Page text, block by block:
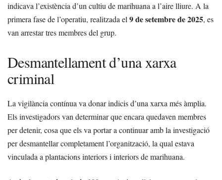
indicava l’existència d’un cultiu de marihuana a l’aire lliure. A la
primera fase de l’operatiu, realitzada el 9 de setembre de 2025, es
van arrestar tres membres del grup.
Desmantellament d’una xarxa
criminal
La vigilància contínua va donar indicis d’una xarxa més àmplia.
Els investigadors van determinar que encara quedaven membres
per detenir, cosa que els va portar a continuar amb la investigació
per desmantellar completament l’organització, la qual estava
vinculada a plantacions interiors i interiors de marihuana.